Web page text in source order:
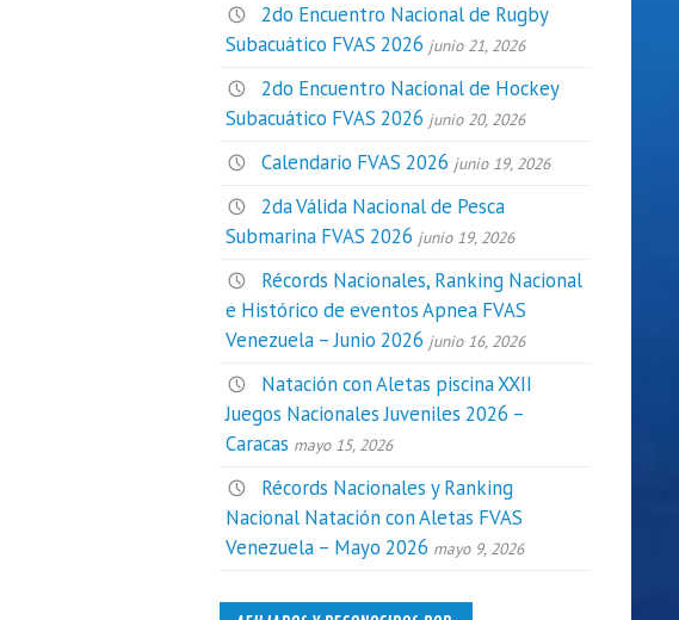
2do Encuentro Nacional de Rugby
Subacuático FVAS 2026 junio 21, 2026
2do Encuentro Nacional de Hockey
Subacuático FVAS 2026 junio 20, 2026
Calendario FVAS 2026 junio 19, 2026
2da Válida Nacional de Pesca
Submarina FVAS 2026 junio 19, 2026
Récords Nacionales, Ranking Nacional
e Histórico de eventos Apnea FVAS
Venezuela – Junio 2026 junio 16, 2026
Natación con Aletas piscina XXII
Juegos Nacionales Juveniles 2026 –
Caracas mayo 15, 2026
Récords Nacionales y Ranking
Nacional Natación con Aletas FVAS
Venezuela – Mayo 2026 mayo 9, 2026